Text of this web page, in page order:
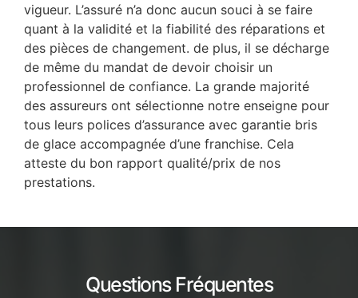
vigueur. L’assuré n’a donc aucun souci à se faire
quant à la validité et la fiabilité des réparations et
des pièces de changement. de plus, il se décharge
de même du mandat de devoir choisir un
professionnel de confiance. La grande majorité
des assureurs ont sélectionne notre enseigne pour
tous leurs polices d’assurance avec garantie bris
de glace accompagnée d’une franchise. Cela
atteste du bon rapport qualité/prix de nos
prestations.
Questions Fréquentes